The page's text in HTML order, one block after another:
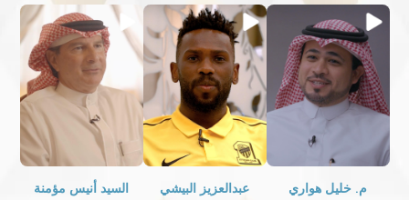
م. خليل هواري
عبدالعزيز البيشي
السيد أنيس مؤمنة